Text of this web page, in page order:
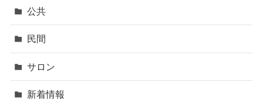
公共
民間
サロン
新着情報